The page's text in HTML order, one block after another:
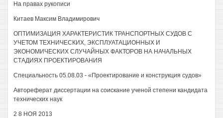
На правах рукописи
Китаев Максим Владимирович
ОПТИМИЗАЦИЯ ХАРАКТЕРИСТИК ТРАНСПОРТНЫХ СУДОВ С
УЧЕТОМ ТЕХНИЧЕСКИХ, ЭКСПЛУАТАЦИОННЫХ И
ЭКОНОМИЧЕСКИХ СЛУЧАЙНЫХ ФАКТОРОВ НА НАЧАЛЬНЫХ
СТАДИЯХ ПРОЕКТИРОВАНИЯ
Специальность 05.08.03 - «Проектирование и конструкция судов»
Автореферат диссертации на соискание ученой степени кандидата
технических наук
2 8 НОЯ 2013